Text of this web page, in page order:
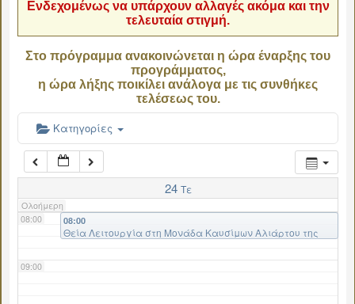
Ενδεχομένως να υπάρχουν αλλαγές ακόμα και την
τελευταία στιγμή.
Στο πρόγραμμα ανακοινώνεται η ώρα έναρξης του
προγράμματος,
η ώρα λήξης ποικίλει ανάλογα με τις συνθήκες
τελέσεως του.
Κατηγορίες
24 Τε
Ολοήμερη
06:00
07:00
08:00
09:00
08:00
Θεία Λειτουργία στη Μονάδα Καυσίμων Αλιάρτου της